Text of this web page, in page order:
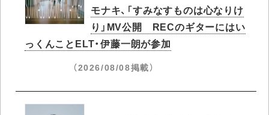
モナキ、「すみなすものは心なりけ
り」MV公開 RECのギターにはい
っくんことELT・伊藤一朗が参加
（2026/08/08掲載）